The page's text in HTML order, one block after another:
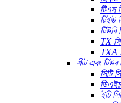
টিএস
টিইউ
টিউবি
TX
TXA
শীট এবং টিউব
সিটি
ইটি